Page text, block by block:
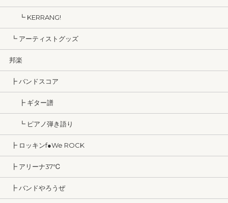
┗ KERRANG!
┗ アーティストグッズ
邦楽
┣ バンドスコア
┣ ギター譜
┗ ピアノ弾き語り
┣ ロッキンf●We ROCK
┣ アリーナ37℃
┣ バンドやろうぜ